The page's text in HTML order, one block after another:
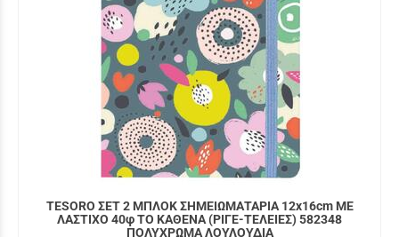
TESORO ΣΕΤ 2 ΜΠΛΟΚ ΣΗΜΕΙΩΜΑΤΑΡΙΑ 12x16cm ΜΕ
ΛΑΣΤΙΧΟ 40φ ΤΟ ΚΑΘΕΝΑ (ΡΙΓΕ-ΤΕΛΕΙΕΣ) 582348
ΠΟΛΥΧΡΩΜΑ ΛΟΥΛΟΥΔΙΑ